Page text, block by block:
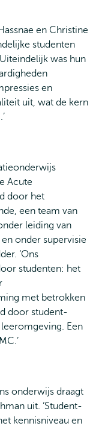
en Christine
studenten
was hun
en
uit, wat de kern
Acute
door het
een team van
leiding van
onder supervisie
‘Ons
studenten: het
met betrokken
door student-
Een
onderwijs draagt
uit. ‘Student-
kennisniveau en